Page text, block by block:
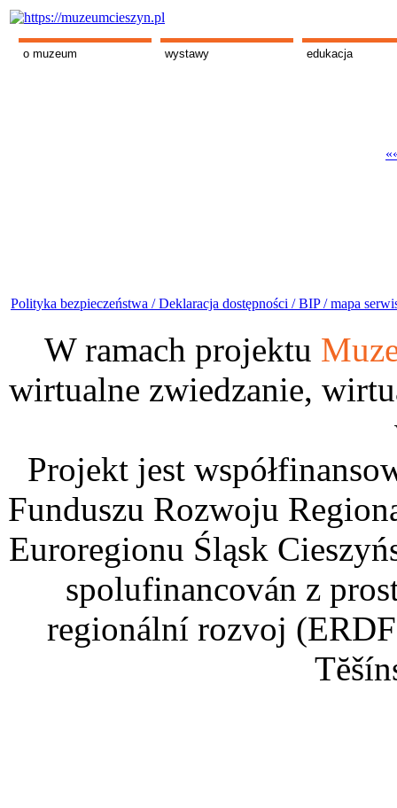
o muzeum wystawy edukacja
Polityka bezpieczeństwa /Deklaracja dostępności /BIP /mapa
W ramach projektu
wirtualne zwiedzanie,
Projekt jest
Funduszu Rozwoju
Euroregionu Śląsk
spolufinancován z
regionální rozvoj